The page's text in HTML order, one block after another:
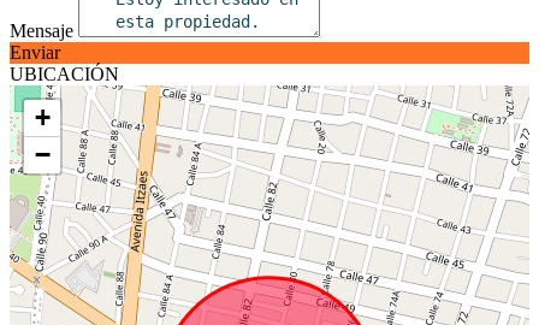
Mensaje
Enviar
UBICACIÓN
+
−